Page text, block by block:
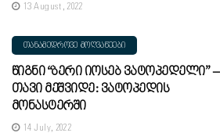
13 August, 2022
ᲗᲐᲜᲐᲛᲔᲓᲠᲝᲕᲔ ᲛᲝᲦᲕᲐᲬᲔᲔᲑᲘ
Წიგნი “ბერი Იოსებ Ვატოპედელი” –
Თავი Მეშვიდე: Ვატოპედის
Მონასტერში
14 July, 2022